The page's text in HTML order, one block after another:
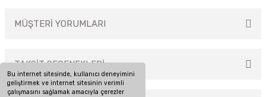
Bu internet sitesinde, kullanıcı deneyimini
geliştirmek ve internet sitesinin verimli
çalışmasını sağlamak amacıyla çerezler
MÜŞTERİ YORUMLARI
Bu ürüne ilk yorumu siz yapın!
TAKSİT SEÇENEKLERİ